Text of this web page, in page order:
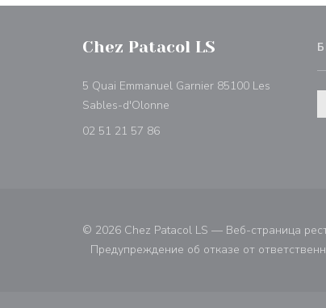
Chez Patacol LS
5 Quai Emmanuel Garnier 85100 Les
Sables-d'Olonne
02 51 21 57 86
© 2026 Chez Patacol LS — Веб-страница
Предупреждение об отказе от
((открывается в